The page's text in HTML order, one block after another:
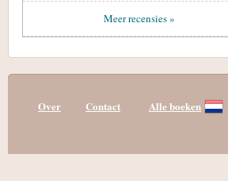
Meer recensies »
Over Contact Alle boeken